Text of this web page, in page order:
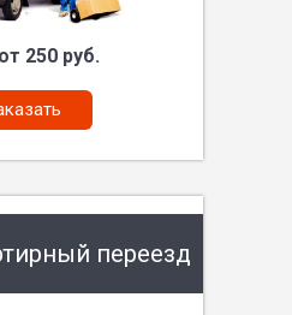
от 250 руб.
переезд